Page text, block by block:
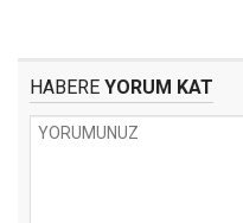
HABERE YORUM KAT